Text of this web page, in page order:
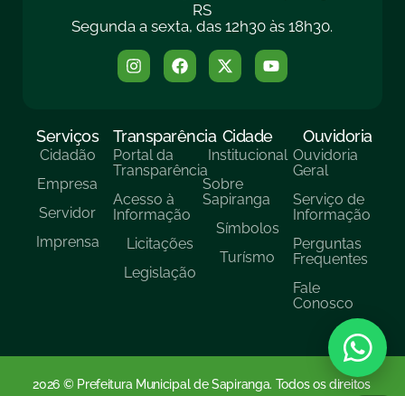
RS
Segunda a sexta, das 12h30 às 18h30.
Serviços
Cidadão
Empresa
Servidor
Imprensa
Transparência
Portal da
Transparência
Acesso à
Informação
Licitações
Legislação
Cidade
Institucional
Sobre
Sapiranga
Símbolos
Turísmo
Ouvidoria
Ouvidoria
Geral
Serviço de
Informação
Perguntas
Frequentes
Fale
Conosco
2026 © Prefeitura Municipal de Sapiranga. Todos os direitos